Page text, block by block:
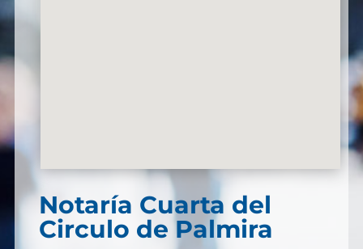
Notaría Cuarta del
Circulo de Palmira